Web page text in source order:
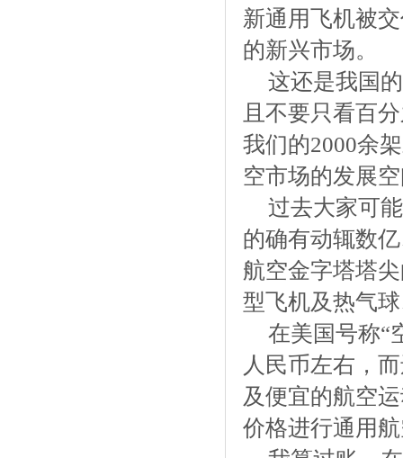
新通用飞机被
的新兴市场。
这还是我国
且不要只看百
我们的2000余
空市场的发展
过去大家可
的确有动辄数
航空金字塔塔
型飞机及热气
在美国号称“
人民币左右，
及便宜的航空
价格进行通用